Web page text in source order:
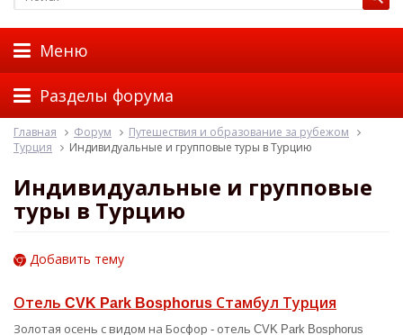
Меню
Разделы форума
Главная Форум
Путешествия и образование за рубежом
Турция
Индивидуальные и групповые туры в Турцию
Индивидуальные и групповые
туры в Турцию
Добавить тему
Отель CVK Park Bosphorus Стамбул Турция
Золотая осень с видом на Босфор - отель CVK Park Bosphorus